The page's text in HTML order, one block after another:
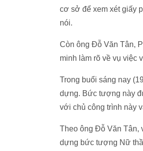
cơ sở để xem xét giấy
nói.
Còn ông Đỗ Văn Tân,
minh làm rõ về vụ việc
Trong buổi sáng nay
dựng. Bức tượng này
với chủ công trình này
Theo ông Đỗ Văn Tân,
dựng bức tượng Nữ